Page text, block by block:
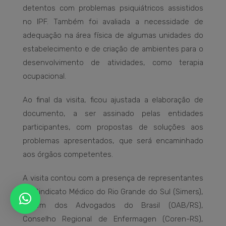
detentos com problemas psiquiátricos assistidos
no IPF. Também foi avaliada a necessidade de
adequação na área física de algumas unidades do
estabelecimento e de criação de ambientes para o
desenvolvimento de atividades, como terapia
ocupacional.
Ao final da visita, ficou ajustada a elaboração de
documento, a ser assinado pelas entidades
participantes, com propostas de soluções aos
problemas apresentados, que será encaminhado
aos órgãos competentes.
A visita contou com a presença de representantes
do Sindicato Médico do Rio Grande do Sul (Simers),
Ordem dos Advogados do Brasil (OAB/RS),
Conselho Regional de Enfermagen (Coren-RS),